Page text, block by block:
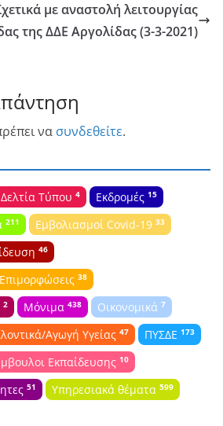
με αναστολή λειτουργίας
της ΔΔΕ Αργολίδας (3-3-2021)
να συνδεθείτε.
Δελτία Τύπου 4 Εκδρομές 15
211 Εμβολιασμοί Covid-19 33
46
38
2 Μόνιμα 438 Οικονομικά 7
Αγωγή Υγείας 47 ΠΥΣΔΕ 173
Εκπαίδευσης 10
51 Υπηρεσιακά θέματα 599